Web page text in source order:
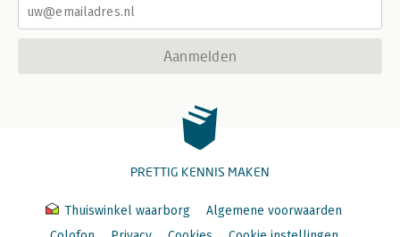
Aanmelden
PRETTIG KENNIS MAKEN
Thuiswinkel waarborg
Algemene voorwaarden